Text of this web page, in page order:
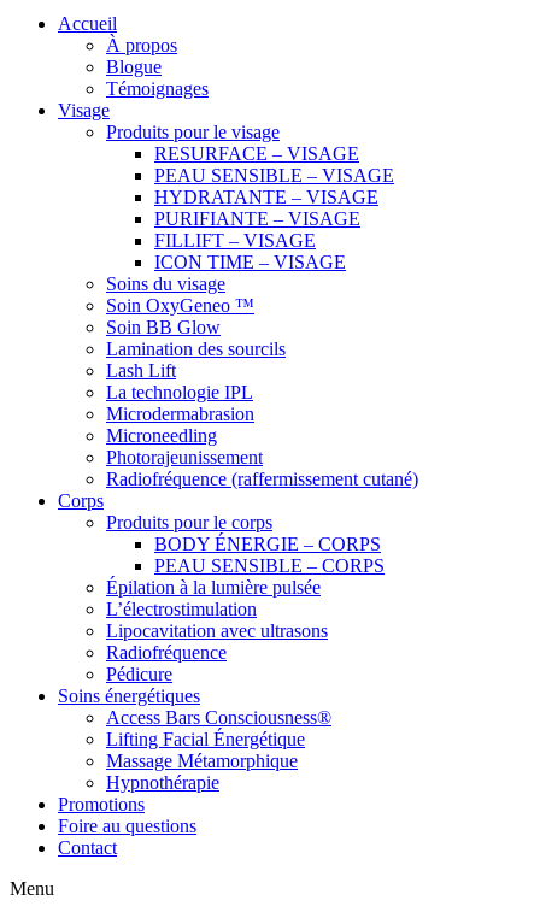
Accueil
À propos
Blogue
Témoignages
Visage
Produits pour le visage
RESURFACE – VISAGE
PEAU SENSIBLE – VISAGE
HYDRATANTE – VISAGE
PURIFIANTE – VISAGE
FILLIFT – VISAGE
ICON TIME – VISAGE
Soins du visage
Soin OxyGeneo ™
Soin BB Glow
Lamination des sourcils
Lash Lift
La technologie IPL
Microdermabrasion
Microneedling
Photorajeunissement
Radiofréquence (raffermissement cutané)
Corps
Produits pour le corps
BODY ÉNERGIE – CORPS
PEAU SENSIBLE – CORPS
Épilation à la lumière pulsée
L’électrostimulation
Lipocavitation avec ultrasons
Radiofréquence
Pédicure
Soins énergétiques
Access Bars Consciousness®
Lifting Facial Énergétique
Massage Métamorphique
Hypnothérapie
Promotions
Foire au questions
Contact
Menu